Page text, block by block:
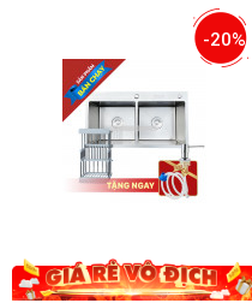
-20%